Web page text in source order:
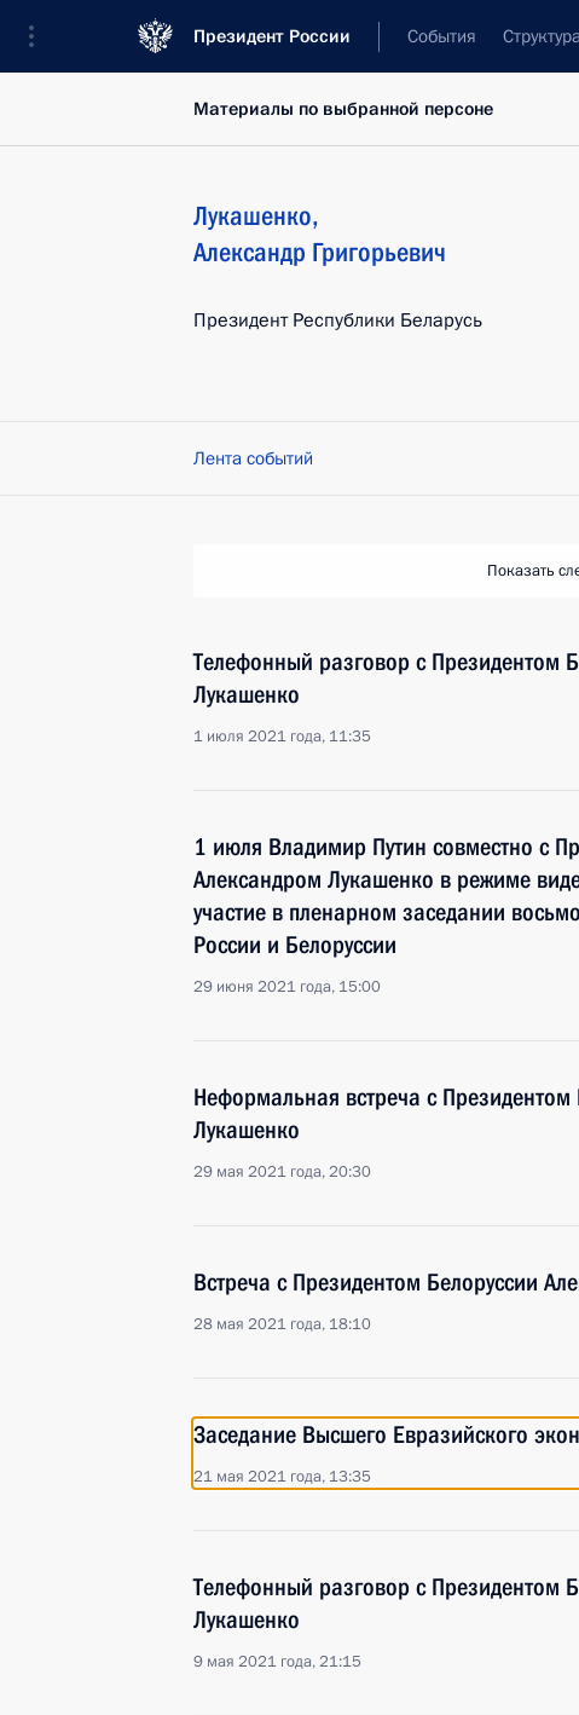
Президент России События
Материалы по выбранной персоне
Лукашенко,
Александр Григорьевич
Президент Республики Беларусь
Лента событий
Показать
Телефонный разговор с Президентом
Лукашенко
1 июля 2021 года, 11:35
1 июля Владимир Путин совместно с
Александром Лукашенко в режиме
участие в пленарном заседании
России и Белоруссии
29 июня 2021 года, 15:00
Неформальная встреча с Президентом
Лукашенко
29 мая 2021 года, 20:30
Встреча с Президентом Белоруссии
28 мая 2021 года, 18:10
Заседание Высшего Евразийского
21 мая 2021 года, 13:35
Телефонный разговор с Президентом
Лукашенко
9 мая 2021 года, 21:15